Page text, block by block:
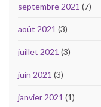
septembre 2021 (7)
août 2021 (3)
juillet 2021 (3)
juin 2021 (3)
janvier 2021 (1)